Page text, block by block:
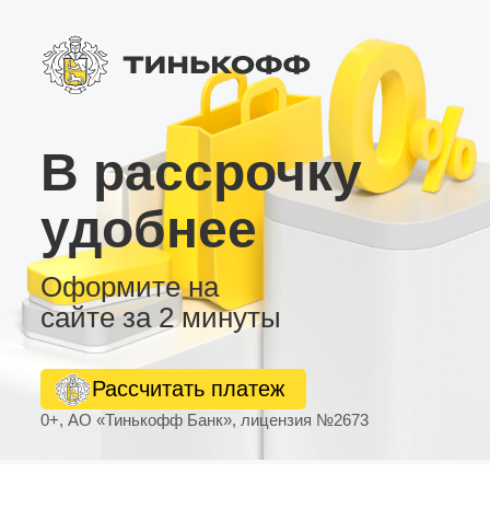
вариантов рабочего стола позволяют
подобрать индивидуальную настройку. Эта
андроид магнитола – универсальное решение
для современных авто, позволяющее
интегрировать мультимедийные функции и
цифровые шины самых сложных
автомобилей.
В рассрочку
удобнее
Оформите на
сайте за 2 минуты
0+, АО «Тинькофф Банк», лицензия №2673
Рассчитать платеж